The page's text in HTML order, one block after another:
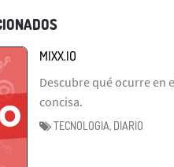
MIXX.IO
Descubre qué ocurre en
concisa.
TECNOLOGIA, DIARIO